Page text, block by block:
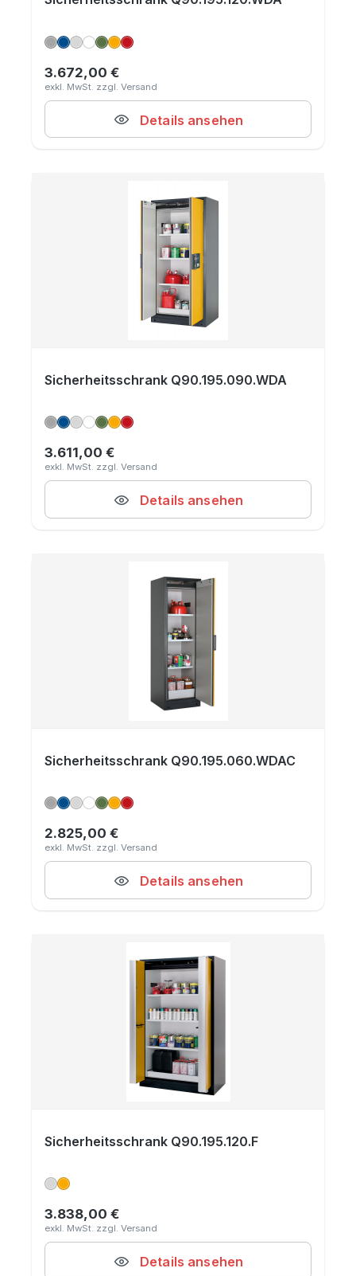
Regulärer Preis:
3.672,00 €
Details ansehen
Sicherheitsschrank Q90.195.090.WDA
Regulärer Preis:
3.611,00 €
Details ansehen
Sicherheitsschrank Q90.195.060.WDAC
Regulärer Preis:
2.825,00 €
Details ansehen
Sicherheitsschrank Q90.195.120.F
Regulärer Preis:
3.838,00 €
Details ansehen